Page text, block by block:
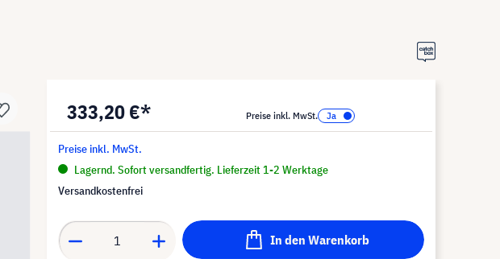
333,20 €* Preise inkl. MwSt.
Preise inkl. MwSt.
Lagernd. Sofort versandfertig. Lieferzeit 1-2 Werktage
Versandkostenfrei
In den Warenkorb